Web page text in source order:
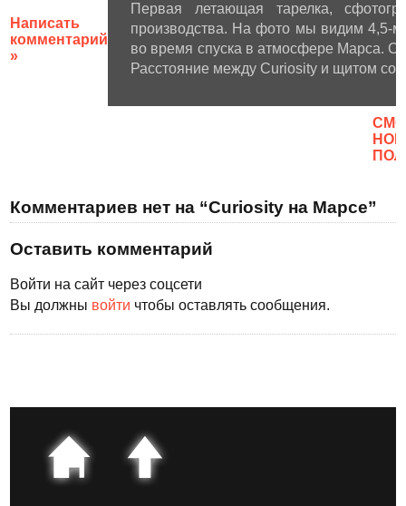
Написать
комментарий
»
Первая летающая тарелка,
производства. На фото мы видим 4,5-
во время спуска в атмосфере Марса.
Расстояние между Curiosity и щитом
Комментариев нет на “Curiosity на Марсе”
Оставить комментарий
Войти на сайт через соцсети
Вы должны войти чтобы оставлять сообщения.